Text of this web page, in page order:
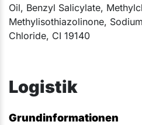
Oil, Benzyl Salicylate,
Methylisothiazolinone,
Chloride, CI 19140​
Logistik
Grundinformationen